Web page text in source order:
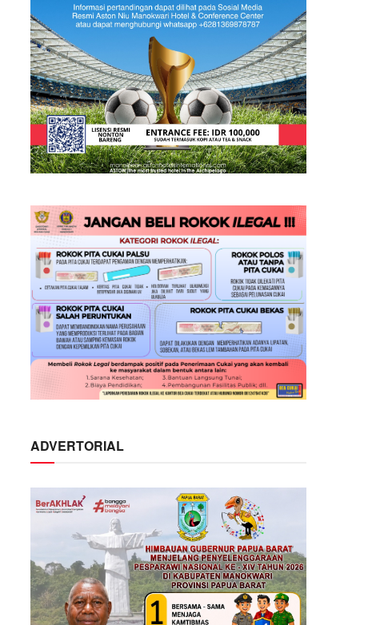
ADVERTORIAL